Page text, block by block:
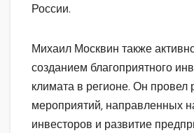
России.
Михаил Москвин также
созданием благоприятного
климата в регионе. Он провел
мероприятий, направленных
инвесторов и развитие